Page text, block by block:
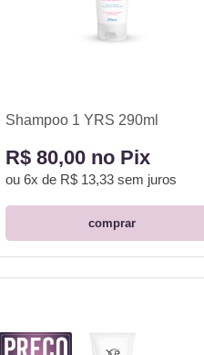
Shampoo 1 YRS 290ml
R$ 80,00 no Pix
ou 6x de R$ 13,33 sem juros
comprar